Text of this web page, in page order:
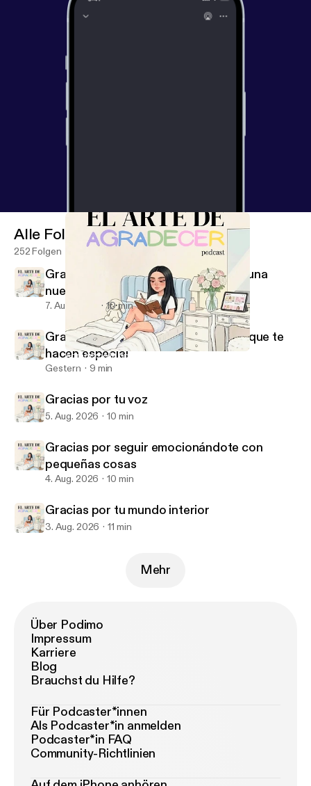
Agradezco la oportunidad de empezar de nuevo
El arte de agradecer
Alle Folgen
252 Folgen
Gracias porque cada día descubres una
nueva parte de ti
7. Aug. 2026 10 min
Gracias por esos pequeños detalles que te
hacen especial
Gestern 9 min
Gracias por tu voz
5. Aug. 2026 10 min
Gracias por seguir emocionándote con
pequeñas cosas
4. Aug. 2026 10 min
Gracias por tu mundo interior
3. Aug. 2026 11 min
Mehr
Über Podimo
Impressum
Karriere
Blog
Brauchst du Hilfe?
Für Podcaster*innen
Als Podcaster*in anmelden
Podcaster*in FAQ
Community-Richtlinien